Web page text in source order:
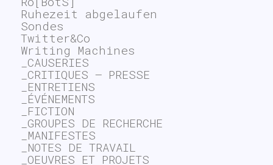
Ruhezeit abgelaufen
Sondes
Twitter&Co
Writing Machines
_CAUSERIES
_CRITIQUES – PRESSE
_ENTRETIENS
_ÉVÉNEMENTS
_FICTION
_GROUPES DE RECHERCHE
_MANIFESTES
_NOTES DE TRAVAIL
_OEUVRES ET PROJETS